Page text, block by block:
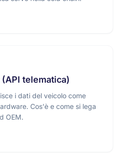
telematica)
i dati del veicolo come
Cos'è e come si lega
OEM.